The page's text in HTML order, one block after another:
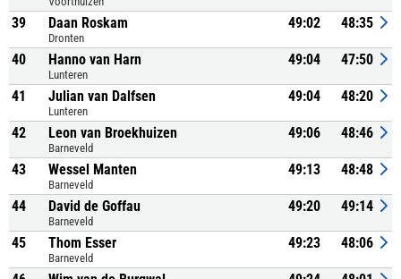
39 Daan Roskam
Dronten
49:02 48:35
40 Hanno van Harn
Lunteren
49:04 47:50
41 Julian van Dalfsen
Lunteren
49:04 48:20
42 Leon van Broekhuizen
Barneveld
49:06 48:46
43 Wessel Manten
Barneveld
49:13 48:48
44 David de Goffau
Barneveld
49:20 49:14
45 Thom Esser
Barneveld
49:23 48:06